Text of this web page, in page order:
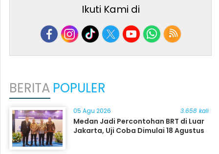
Ikuti Kami di
BERITA POPULER
05 Agu 2026 3.658 kali
Medan Jadi Percontohan BRT di Luar
Jakarta, Uji Coba Dimulai 18 Agustus